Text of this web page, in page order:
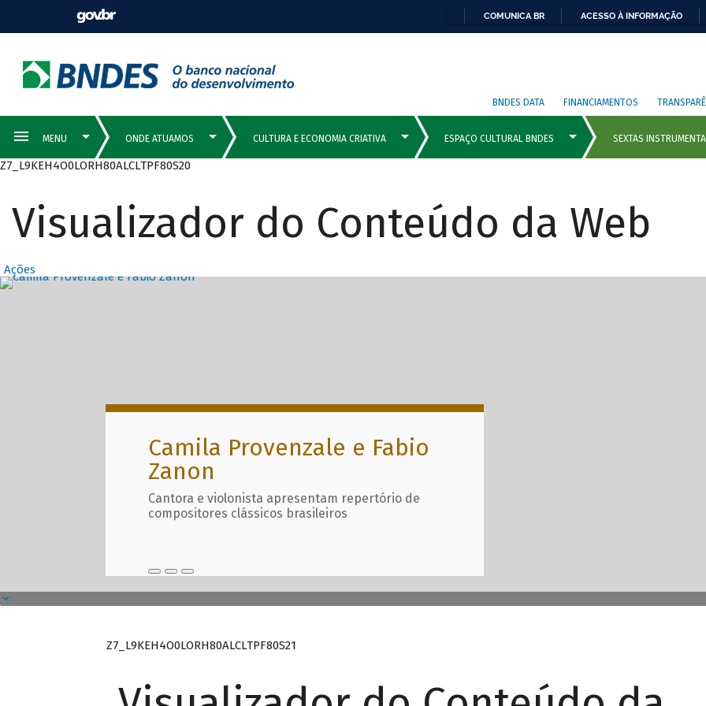
COMUNICA BR ACESSO À INFORMAÇÃO
BNDES DATA FINANCIAMENTOS
Z7_L9KEH4O0LORH80ALCLTPF80S20
Visualizador do Conteúdo da Web
Ações
Destaques Principais com
Camila Provenzale e Fabio
Zanon
Cantora e violonista apresentam repertório de
compositores clássicos brasileiros
Z7_L9KEH4O0LORH80ALCLTPF80S21